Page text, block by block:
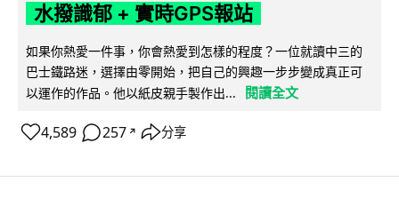
水撥識郁 + 實時GPS報站
如果你熱愛一件事，你會熱愛到怎樣的程度？一位就讀中三的
巴士鐵路迷，選擇由零開始，把自己的興趣一步步變成真正可
以運作的作品。他以紙皮親手製作出...
閱讀全文
4,589 257 ↗ 分享